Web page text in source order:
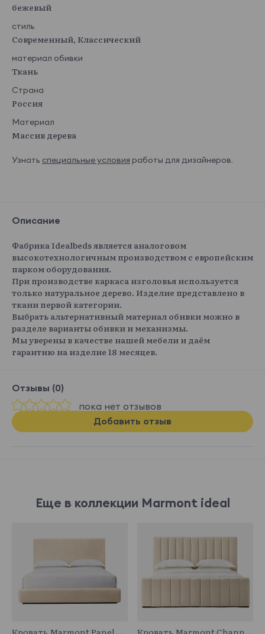
бежевый
стиль
Современный, Классический
материал обивки
Ткань
Страна
Россия
Материал
Массив дерева
Узнать специальные условия работы для дизайнеров.
Описание
Фабрика Idealbeds является аналоговом
высокотехнологичным производством с европейским
парком оборудования.
При производстве каркаса изголовья используется
только натуральное дерево. Изделие представлено в
ткани первой категории.
Выбрать альтернативный материал обивки можно в
разделе варианты обивки и механизмы.
Мы уверены в качестве нашей мебели и даём
гарантию на изделие 18 месяцев.
Отзывы (0)
пока нет отзывов
Добавить отзыв
Еще в коллекции Marmont ideal
Кровать Marmont Panel Platform Кровать Marmont Channeled Panel Platform Footboard